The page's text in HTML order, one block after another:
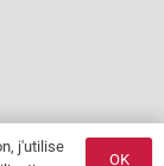
j'utilise
OK